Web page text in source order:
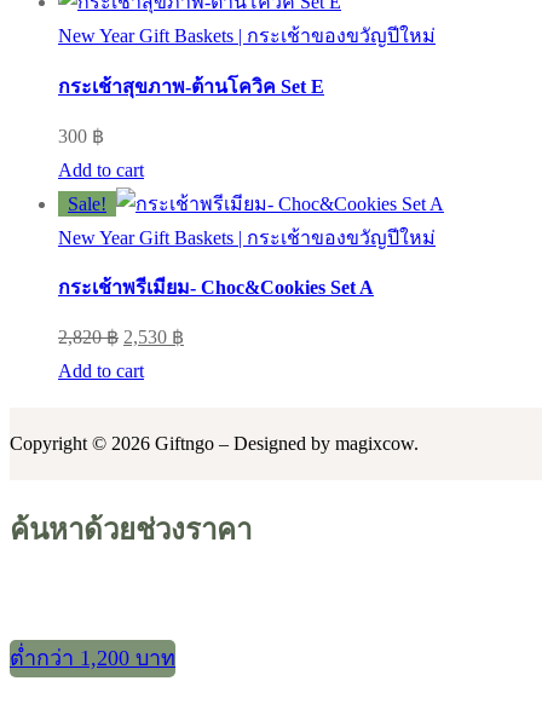
2,760 ฿.2,659 ฿.
New Year Gift Baskets | กระเช้าของขวัญปีใหม่
กระเช้าสุขภาพ-ต้านโควิค Set E
300 ฿
Add to cart
Sale!
New Year Gift Baskets | กระเช้าของขวัญปีใหม่
กระเช้าพรีเมียม- Choc&Cookies Set A
2,820฿ Original
price
2,820 ฿.
2,530 ฿
2,530 ฿.
Add to cart
Copyright © 2026 Giftngo – Designed by magixcow.
ค้นหาด้วยช่วงราคา
ต่ำกว่า 1,200 บาท